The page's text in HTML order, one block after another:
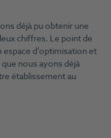
déjà pu obtenir une
chiffres. Le point de
d’optimisation et
nous ayons déjà
établissement au